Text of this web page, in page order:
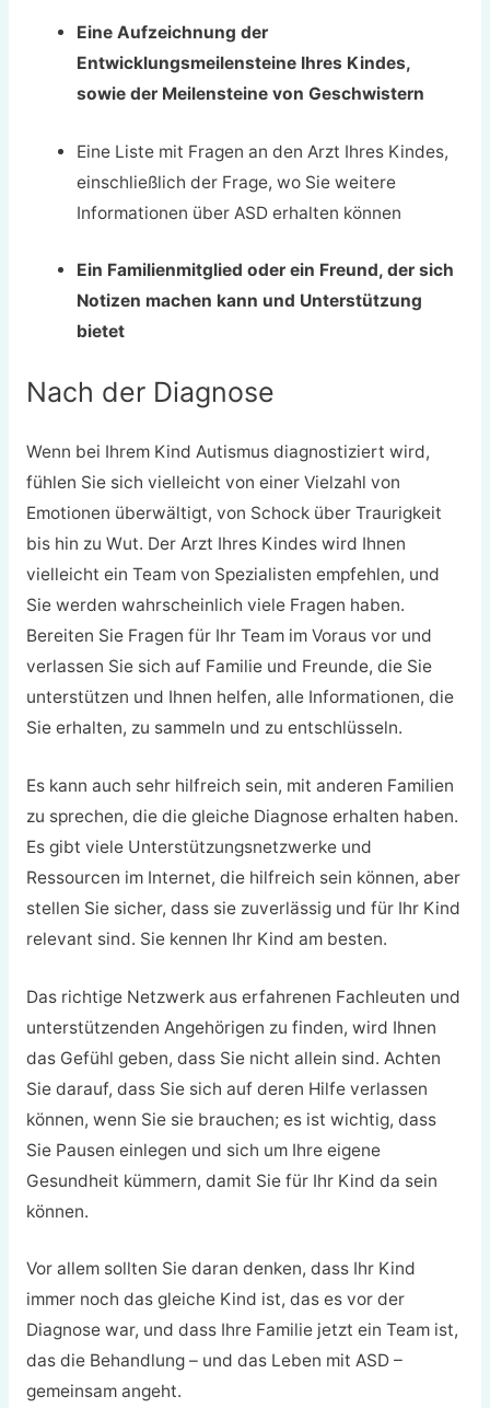
Eine Aufzeichnung der
Entwicklungsmeilensteine Ihres Kindes,
sowie der Meilensteine von Geschwistern
Eine Liste mit Fragen an den Arzt Ihres Kindes,
einschließlich der Frage, wo Sie weitere
Informationen über ASD erhalten können
Ein Familienmitglied oder ein Freund, der sich
Notizen machen kann und Unterstützung
bietet
Nach der Diagnose
Wenn bei Ihrem Kind Autismus diagnostiziert wird,
fühlen Sie sich vielleicht von einer Vielzahl von
Emotionen überwältigt, von Schock über Traurigkeit
bis hin zu Wut. Der Arzt Ihres Kindes wird Ihnen
vielleicht ein Team von Spezialisten empfehlen, und
Sie werden wahrscheinlich viele Fragen haben.
Bereiten Sie Fragen für Ihr Team im Voraus vor und
verlassen Sie sich auf Familie und Freunde, die Sie
unterstützen und Ihnen helfen, alle Informationen, die
Sie erhalten, zu sammeln und zu entschlüsseln.
Es kann auch sehr hilfreich sein, mit anderen Familien
zu sprechen, die die gleiche Diagnose erhalten haben.
Es gibt viele Unterstützungsnetzwerke und
Ressourcen im Internet, die hilfreich sein können, aber
stellen Sie sicher, dass sie zuverlässig und für Ihr Kind
relevant sind. Sie kennen Ihr Kind am besten.
Das richtige Netzwerk aus erfahrenen Fachleuten und
unterstützenden Angehörigen zu finden, wird Ihnen
das Gefühl geben, dass Sie nicht allein sind. Achten
Sie darauf, dass Sie sich auf deren Hilfe verlassen
können, wenn Sie sie brauchen; es ist wichtig, dass
Sie Pausen einlegen und sich um Ihre eigene
Gesundheit kümmern, damit Sie für Ihr Kind da sein
können.
Vor allem sollten Sie daran denken, dass Ihr Kind
immer noch das gleiche Kind ist, das es vor der
Diagnose war, und dass Ihre Familie jetzt ein Team ist,
das die Behandlung – und das Leben mit ASD –
gemeinsam angeht.